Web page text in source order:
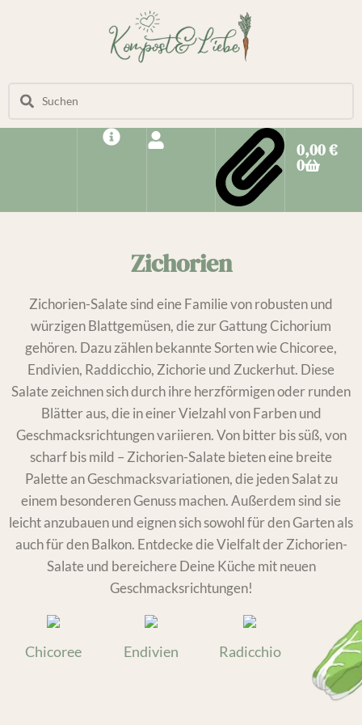
0,00€
0
Zichorien
Zichorien-Salate sind eine Familie von robusten und
würzigen Blattgemüsen, die zur Gattung Cichorium
gehören. Dazu zählen bekannte Sorten wie Chicoree,
Endivien, Raddicchio, Zichorie und Zuckerhut. Diese
Salate zeichnen sich durch ihre herzförmigen oder runden
Blätter aus, die in einer Vielzahl von Farben und
Geschmacksrichtungen variieren. Von bitter bis süß, von
scharf bis mild – Zichorien-Salate bieten eine breite
Palette an Geschmacksvariationen, die jeden Salat zu
einem besonderen Genuss machen. Außerdem sind sie
leicht anzubauen und eignen sich sowohl für den Garten als
auch für den Balkon. Entdecke die Vielfalt der Zichorien-
Salate und bereichere Deine Küche mit neuen
Geschmacksrichtungen!
Chicoree Endivien Radicchio